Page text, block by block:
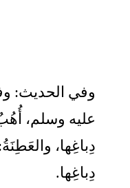
وفي الحديث:
عليه وسلم،
دِباغِها،
دِباغِها.